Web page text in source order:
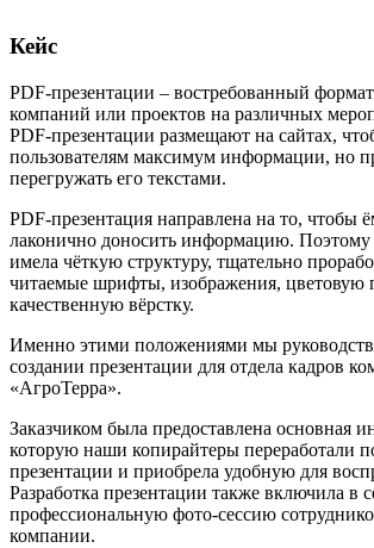
Кейс
PDF-презентации – востребованный
компаний или проектов на различных
PDF-презентации размещают на сайтах,
пользователям максимум информации, но
перегружать его текстами.
PDF-презентация направлена на то, чтобы
лаконично доносить информацию.
имела чёткую структуру, тщательно
читаемые шрифты, изображения, цветовую
качественную вёрстку.
Именно этими положениями мы
создании презентации для отдела кадров
«АгроТерра».
Заказчиком была предоставлена основная
которую наши копирайтеры переработали
презентации и приобрела удобную для
Разработка презентации также включила в
профессиональную фото-сессию
компании.